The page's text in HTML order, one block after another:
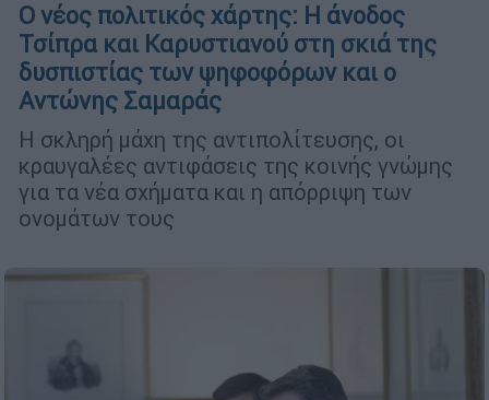
Ο νέος πολιτικός χάρτης: Η άνοδος
Τσίπρα και Καρυστιανού στη σκιά της
δυσπιστίας των ψηφοφόρων και ο
Αντώνης Σαμαράς
Η σκληρή μάχη της αντιπολίτευσης, οι
κραυγαλέες αντιφάσεις της κοινής γνώμης
για τα νέα σχήματα και η απόρριψη των
ονομάτων τους